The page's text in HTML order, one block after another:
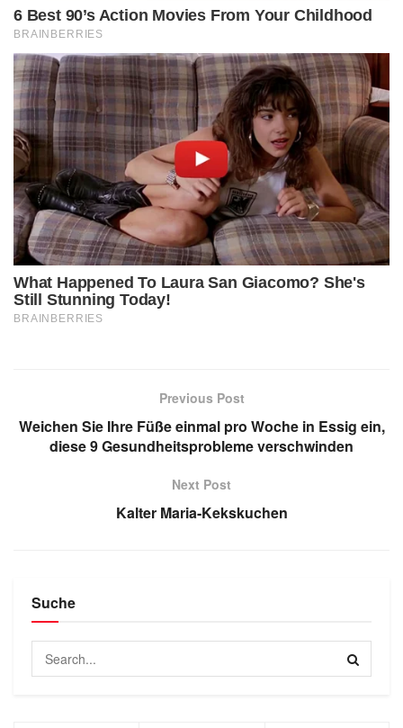
Previous Post
Weichen Sie Ihre Füße einmal pro Woche in Essig ein,
diese 9 Gesundheitsprobleme verschwinden
Next Post
Kalter Maria-Kekskuchen
Suche